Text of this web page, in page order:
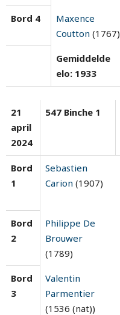
Bord 4
Maxence
Coutton (1767)
Gemiddelde
elo: 1933
21
april
2024
547 Binche 1
Bord
1
Sebastien
Carion (1907)
Bord
2
Philippe De
Brouwer
(1789)
Bord
3
Valentin
Parmentier
(1536 (nat))